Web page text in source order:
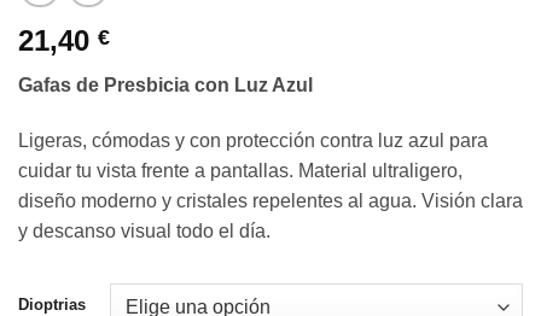
21,40 €
Gafas de Presbicia con Luz Azul
Ligeras, cómodas y con protección contra luz azul para
cuidar tu vista frente a pantallas. Material ultraligero,
diseño moderno y cristales repelentes al agua. Visión clara
y descanso visual todo el día.
Dioptrias